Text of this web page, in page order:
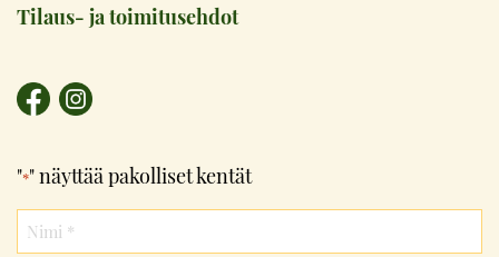
Tilaus- ja toimitusehdot
"*" näyttää pakolliset kentät